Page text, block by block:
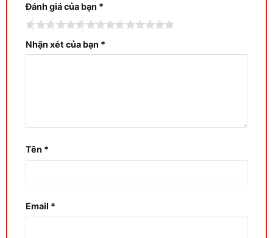
Đánh giá của bạn *
Nhận xét của bạn *
Tên *
Email *